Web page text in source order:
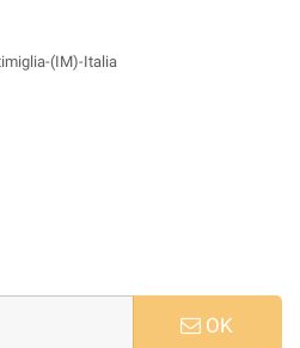
(IM)-Italia
OK